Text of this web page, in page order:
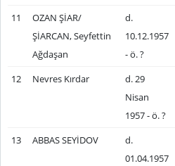
11
OZAN ŞİAR/
ŞİARCAN, Seyfettin
Ağdaşan
d.
10.12.1957
- ö. ?
12 Nevres Kırdar
d. 29
Nisan
1957 - ö. ?
13 ABBAS SEYİDOV
d.
01.04.1957